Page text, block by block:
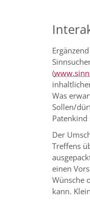
(
Was
Sollen/
Patenkind
Der
Treffens
einen
Wünsche
kann.